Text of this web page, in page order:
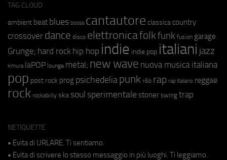
TAG CLOUD
ambient beat blues bossa cantautore classica country
crossover dance disco elettronicafolkfunk fusion garage
Grunge; hard rock hip hop indie indie pop italiani jazz
kimura laPOP lounge metal; new wave nuova musica italiana
pop post rock prog psichedeliapunk r&b rap rap italiano reggae
rock rockabilly ska soul sperimentale stoner swing trap
NETIQUETTE
• Evita di URLARE. Ti sentiamo.
• Evita di scrivere lo stesso messaggio in più luoghi. Ti leggiamo.